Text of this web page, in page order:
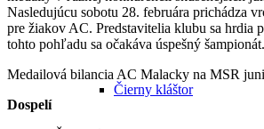
Čierny kláštor
Nasledujúcu sobotu 28. februára prichádza
pre žiakov AC. Predstavitelia klubu sa hrdia
tohto pohľadu sa očakáva úspešný šampionát.
Medailová bilancia AC Malacky na MSR
Dospelí